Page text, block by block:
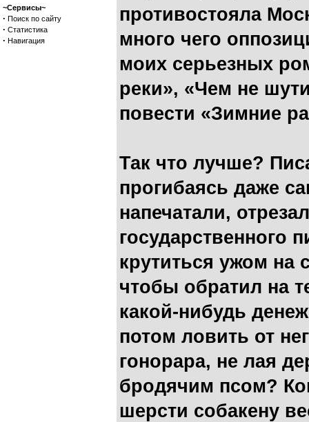
~Сервисы~
· Поиск по сайту
· Статистика
· Навигация
противостояла
много чего
моих серьезных
реки», «Чем не
повести «Зимние
Так что лучше?
прогибаясь даже
напечатали,
государственного
крутиться ужом на
чтобы обратил на
какой-нибудь
потом ловить от
гонорара, не лая
бродячим псом?
шерсти собакену